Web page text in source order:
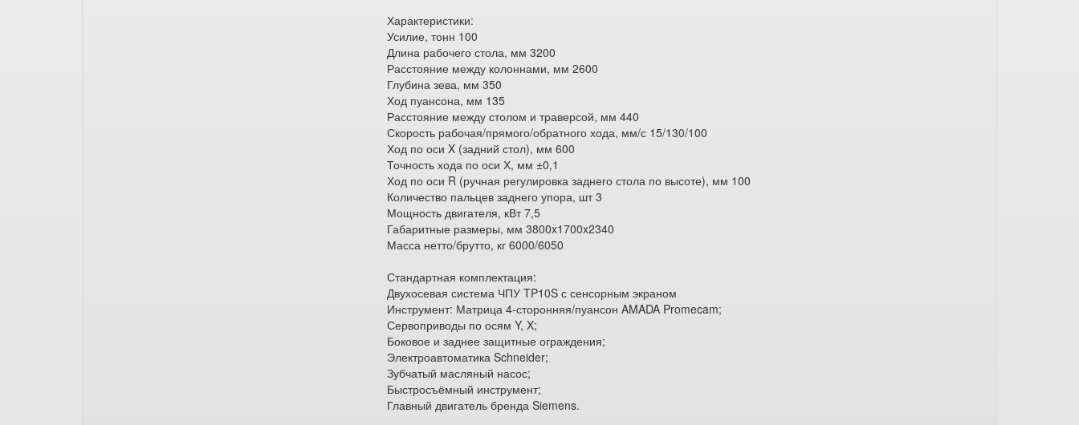
Характеристики:
Усилие, тонн 100
Длина рабочего стола, мм 3200
Расстояние между колоннами, мм 2600
Глубина зева, мм 350
Ход пуансона, мм 135
Расстояние между столом и траверсой, мм 440
Скорость рабочая/прямого/обратного хода, мм/с 15/130/100
Ход по оси X (задний стол), мм 600
Точность хода по оси Х, мм ±0,1
Ход по оси R (ручная регулировка заднего стола по высоте), мм 100
Количество пальцев заднего упора, шт 3
Мощность двигателя, кВт 7,5
Габаритные размеры, мм 3800x1700x2340
Масса нетто/брутто, кг 6000/6050
Стандартная комплектация:
Двухосевая система ЧПУ TP10S с сенсорным экраном
Инструмент: Матрица 4-сторонняя/пуансон AMADA Promecam;
Сервоприводы по осям Y, X;
Боковое и заднее защитные ограждения;
Электроавтоматика Schneider;
Зубчатый масляный насос;
Быстросъёмный инструмент;
Главный двигатель бренда Siemens.